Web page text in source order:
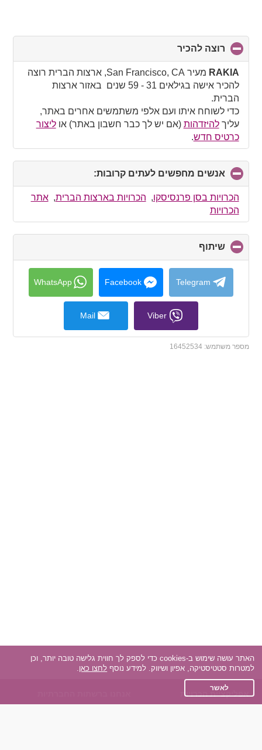
רוצה להכיר
to
collapse
contents
RAKIA
מעיר San Francisco, CA, ארצות הברית רוצה
להכיר אישה בגילאים 31 - 59 שנים באזור ארצות
הברית.
כדי לשוחח איתו ועם אלפי משתמשים אחרים באתר,
עליךלהיזדהות (אם יש לך כבר חשבון באתר) אוליצור
כרטיס חדש.
אנשים מחפשים לעתים קרובות:
to
collapse
הכרויות בסן פרנסיסקו, הכרויות בארצות הברית,אתר
הכרויות
שיתוף
to
collapse
contents
Telegram
Facebook
WhatsApp
Viber
Mail
מספר משתמש:16452534
אפליקציית הכרויות
האתר עושה שימוש ב-cookies כדי לספק לך חווית גלישה טובה יותר, וכן
למטרות סטטיסטיקה, אפיון ושיווק. למידע נוסף לחצו כאן.
לאשר